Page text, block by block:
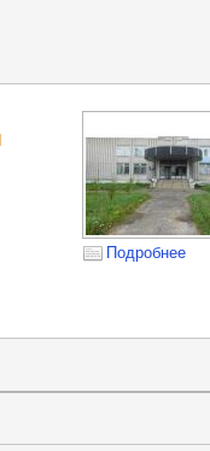
Подробнее